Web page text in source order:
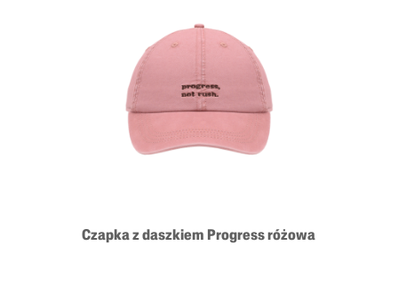
Czapka z daszkiem Progress różowa